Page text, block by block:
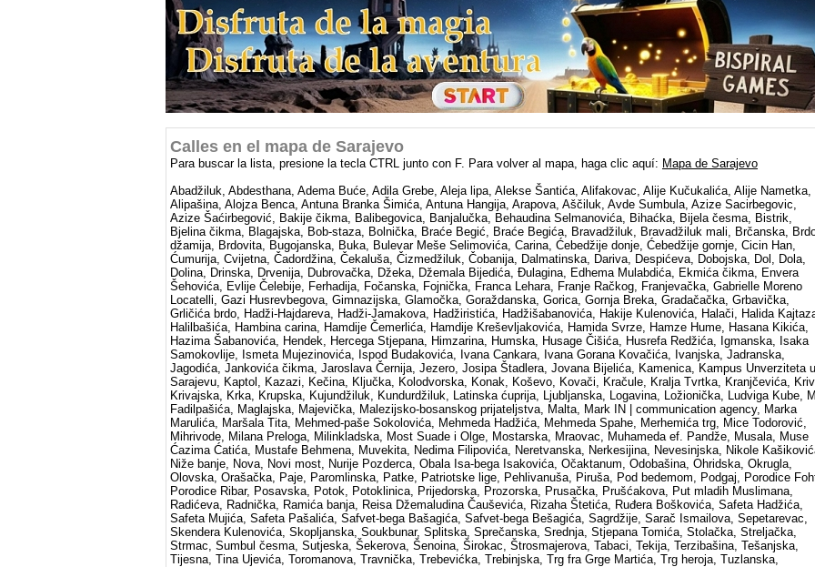
Calles en el mapa de Sarajevo
Para buscar la lista, presione la tecla CTRL junto con F. Para volver al mapa, haga clic aquí: Mapa de Sarajevo
Abadžiluk, Abdesthana, Adema Buće, Adila Grebe, Aleja lipa, Alekse Šantića, Alifakovac, Alije Kučukalića, Alije Nametka,
Alipašina, Alojza Benca, Antuna Branka Šimića, Antuna Hangija, Arapova, Aščiluk, Avde Sumbula, Azize Sacirbegovic,
Azize Šaćirbegović, Bakije čikma, Balibegovica, Banjalučka, Behaudina Selmanovića, Bihaćka, Bijela česma, Bistrik,
Bjelina čikma, Blagajska, Bob-staza, Bolnička, Braće Begić, Braće Begića, Bravadžiluk, Bravadžiluk mali, Brčanska,
džamija, Brdovita, Bugojanska, Buka, Bulevar Meše Selimovića, Carina, Ćebedžije donje, Ćebedžije gornje, Cicin Han,
Ćumurija, Cvijetna, Čadordžina, Čekaluša, Čizmedžiluk, Čobanija, Dalmatinska, Dariva, Despićeva, Dobojska, Dol, Dola,
Dolina, Drinska, Drvenija, Dubrovačka, Džeka, Džemala Bijedića, Đulagina, Edhema Mulabdića, Ekmića čikma, Envera
Šehovića, Evlije Čelebije, Ferhadija, Fočanska, Fojnička, Franca Lehara, Franje Račkog, Franjevačka, Gabrielle Moreno
Locatelli, Gazi Husrevbegova, Gimnazijska, Glamočka, Goraždanska, Gorica, Gornja Breka, Gradačačka, Grbavička,
Grličića brdo, Hadži-Hajdareva, Hadži-Jamakova, Hadžiristića, Hadžišabanovića, Hakije Kulenovića, Halači, Halida
Halilbašića, Hambina carina, Hamdije Čemerlića, Hamdije Kreševljakovića, Hamida Svrze, Hamze Hume, Hasana Kikića,
Hazima Šabanovića, Hendek, Hercega Stjepana, Himzarina, Humska, Husage Čišića, Husrefa Redžića, Igmanska, Isaka
Samokovlije, Ismeta Mujezinovića, Ispod Budakovića, Ivana Cankara, Ivana Gorana Kovačića, Ivanjska, Jadranska,
Jagodića, Jankovića čikma, Jaroslava Černija, Jezero, Josipa Štadlera, Jovana Bijelića, Kamenica, Kampus Unverziteta u
Sarajevu, Kaptol, Kazazi, Kečina, Ključka, Kolodvorska, Konak, Koševo, Kovači, Kračule, Kralja Tvrtka, Kranjčevića,
Krivajska, Krka, Krupska, Kujundžiluk, Kundurdžiluk, Latinska ćuprija, Ljubljanska, Logavina, Ložionička, Ludviga Kube,
Fadilpašića, Maglajska, Majevička, Malezijsko-bosanskog prijateljstva, Malta, Mark IN | communication agency, Marka
Marulića, Maršala Tita, Mehmed-paše Sokolovića, Mehmeda Hadžića, Mehmeda Spahe, Merhemića trg, Mice Todorović,
Mihrivode, Milana Preloga, Milinkladska, Most Suade i Olge, Mostarska, Mraovac, Muhameda ef. Pandže, Musala, Muse
Ćazima Ćatića, Mustafe Behmena, Muvekita, Nedima Filipovića, Neretvanska, Nerkesijina, Nevesinjska, Nikole
Niže banje, Nova, Novi most, Nurije Pozderca, Obala Isa-bega Isakovića, Očaktanum, Odobašina, Ohridska, Okrugla,
Olovska, Orašačka, Paje, Paromlinska, Patke, Patriotske lige, Pehlivanuša, Piruša, Pod bedemom, Podgaj, Porodice
Porodice Ribar, Posavska, Potok, Potoklinica, Prijedorska, Prozorska, Prusačka, Prušćakova, Put mladih Muslimana,
Radićeva, Radnička, Ramića banja, Reisa Džemaludina Čauševića, Rizaha Štetića, Ruđera Boškovića, Safeta Hadžića,
Safeta Mujića, Safeta Pašalića, Safvet-bega Bašagića, Safvet-bega Bešagića, Sagrdžije, Sarač Ismailova, Sepetarevac,
Skendera Kulenovića, Skopljanska, Soukbunar, Splitska, Sprečanska, Srednja, Stjepana Tomića, Stolačka, Streljačka,
Strmac, Sumbul česma, Sutjeska, Šekerova, Šenoina, Širokac, Štrosmajerova, Tabaci, Tekija, Terzibašina, Tešanjska,
Tijesna, Tina Ujevića, Toromanova, Travnička, Trebevićka, Trebinjska, Trg fra Grge Martića, Trg heroja, Tuzlanska,